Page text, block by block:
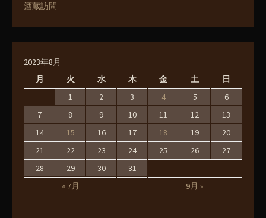
酒蔵訪問
2023年8月
月
火 水 木 金 土 日
« 7月 9月 »
1 2 3 4 5
6
7
8 9 10 11 12
13
14
15 16 17 18 19
20
21
22 23 24 25 26
27
28
29 30 31